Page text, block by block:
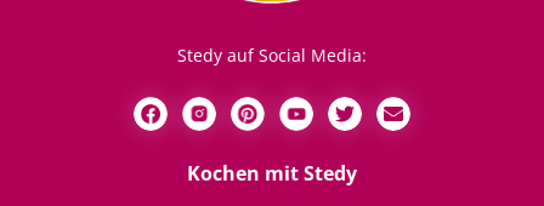
Stedy auf Social Media:
Kochen mit Stedy